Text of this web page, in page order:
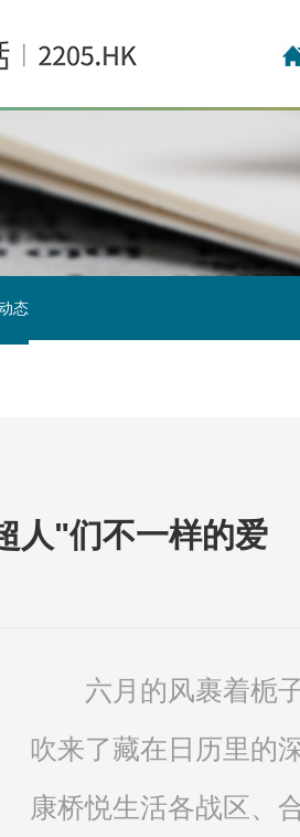
态
人"们不一样的爱
六月的风裹着栀
吹来了藏在日历里的
康桥悦生活各战区、